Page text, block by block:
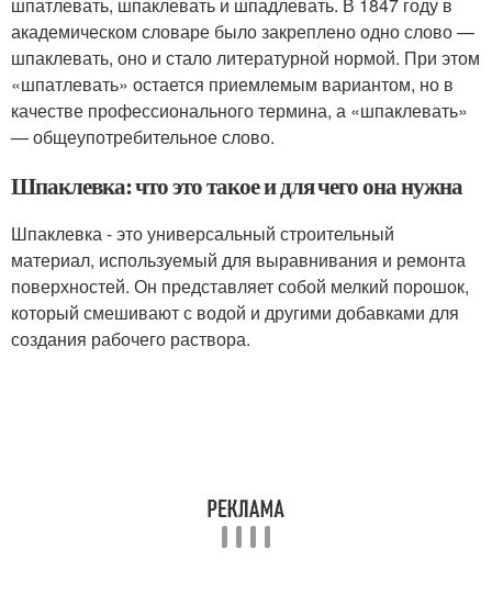
академическом словаре было закреплено одно слово —
шпаклевать, оно и стало литературной нормой. При этом
«шпатлевать» остается приемлемым вариантом, но в
качестве профессионального термина, а «шпаклевать»
— общеупотребительное слово.
Шпаклевка: что это такое и для чего она нужна
Шпаклевка - это универсальный строительный
материал, используемый для выравнивания и ремонта
поверхностей. Он представляет собой мелкий порошок,
который смешивают с водой и другими добавками для
создания рабочего раствора.